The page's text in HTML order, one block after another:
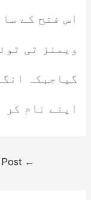
اس فتح کے
ویمنز ٹی
گیاجبکہ
اپنے نام کر
←